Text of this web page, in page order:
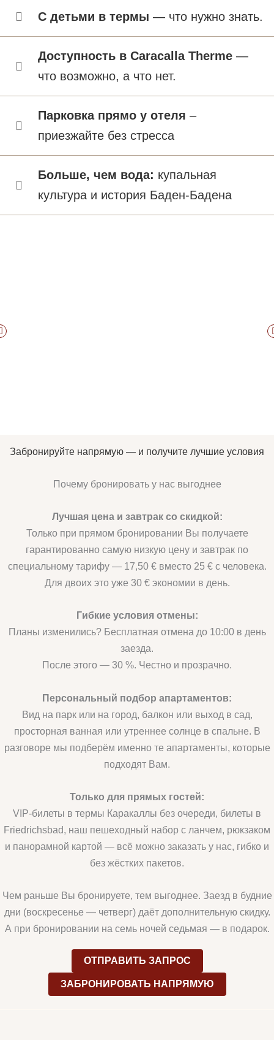
С детьми в термы — что нужно знать.
Доступность в Caracalla Therme —
что возможно, а что нет.
Парковка прямо у отеля –
приезжайте без стресса
Больше, чем вода: купальная
культура и история Баден-Бадена
Забронируйте напрямую — и получите лучшие условия
Почему бронировать у нас выгоднее
Лучшая цена и завтрак со скидкой:
Только при прямом бронировании Вы получаете
гарантированно самую низкую цену и завтрак по
специальному тарифу — 17,50 € вместо 25 € с человека.
Для двоих это уже 30 € экономии в день.
Гибкие условия отмены:
Планы изменились? Бесплатная отмена до 10:00 в день
заезда.
После этого — 30 %. Честно и прозрачно.
Персональный подбор апартаментов:
Вид на парк или на город, балкон или выход в сад,
просторная ванная или утреннее солнце в спальне. В
разговоре мы подберём именно те апартаменты, которые
подходят Вам.
Только для прямых гостей:
VIP-билеты в термы Каракаллы без очереди, билеты в
Friedrichsbad, наш пешеходный набор с ланчем, рюкзаком
и панорамной картой — всё можно заказать у нас, гибко и
без жёстких пакетов.
Чем раньше Вы бронируете, тем выгоднее. Заезд в будние
дни (воскресенье — четверг) даёт дополнительную скидку.
А при бронировании на семь ночей седьмая — в подарок.
ОТПРАВИТЬ ЗАПРОС
ЗАБРОНИРОВАТЬ НАПРЯМУЮ